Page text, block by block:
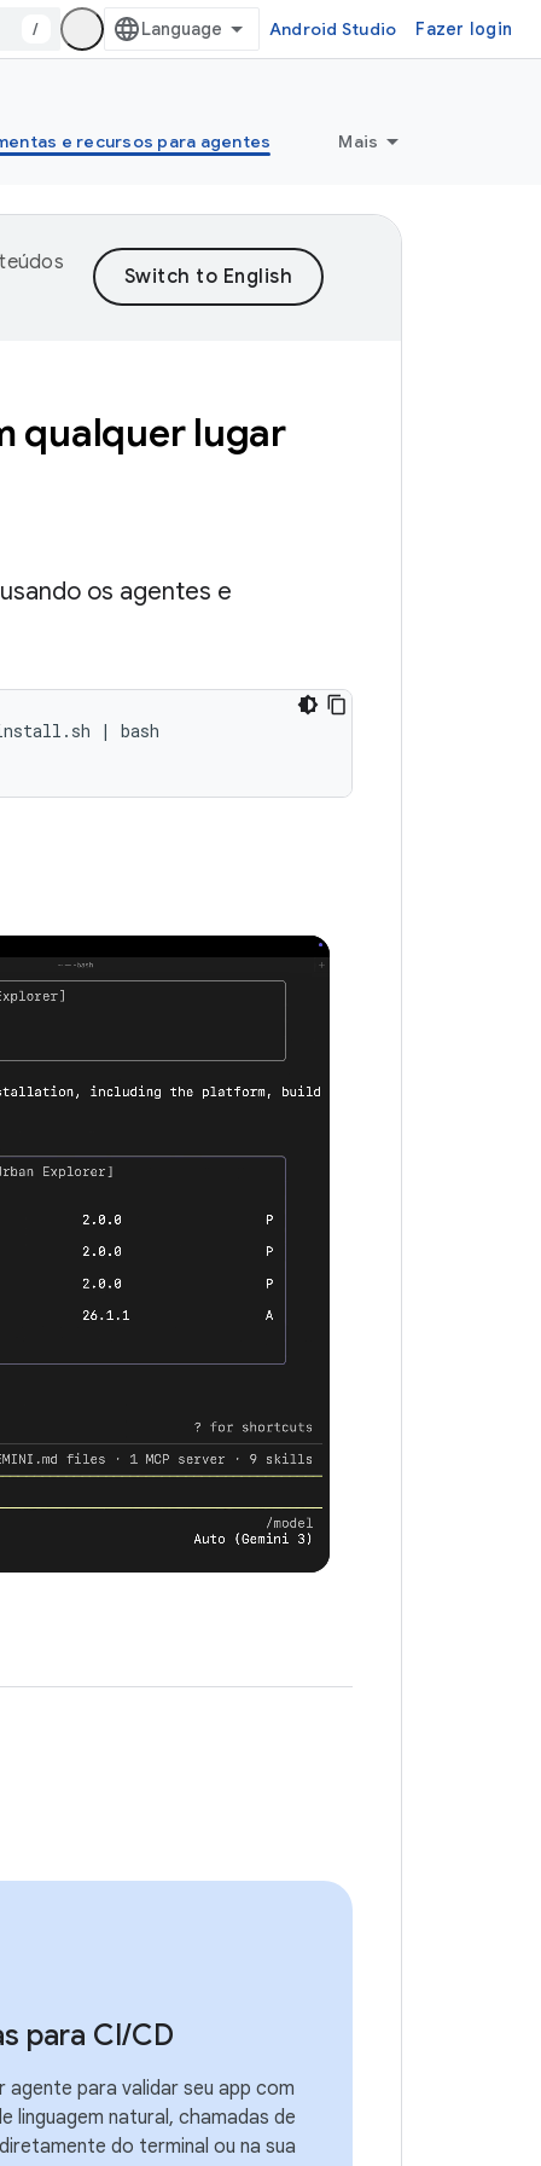
/ Android Studio Fazer login
e recursos para agentes Mais
qualquer lugar
os agentes e
| bash
para CI/CD
agente para validar seu app com
linguagem natural, chamadas de
do terminal ou na sua